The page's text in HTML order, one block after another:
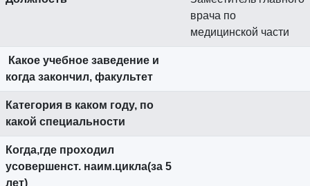
врача по
медицинской части
Какое учебное заведение и
когда закончил, факультет
Категория в каком году, по
какой специальности
Когда,где проходил
усовершенст. наим.цикла(за 5
лет)